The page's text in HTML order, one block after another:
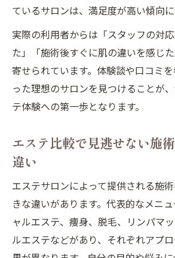
ているサロンは、満足度が高い傾向に
実際の利用者からは「スタッフの対
た」「施術後すぐに肌の違いを感じ
寄せられています。体験談や口コミ
った理想のサロンを見つけることが
テ体験への第一歩となります。
エステ比較で見逃せない施
違い
エステサロンによって提供される施
きな違いがあります。代表的なメニ
ャルエステ、痩身、脱毛、リンパマ
ルエステなどがあり、それぞれアプ